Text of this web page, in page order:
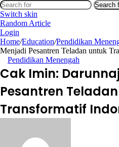
Search
Switch skin
Random Article
Login
Home/Education/Pendidikan
Menjadi Pesantren Teladan untuk
Pendidikan Menengah
Cak Imin:
Pesantren
Transformatif